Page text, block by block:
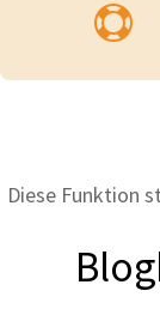

Diese Funktion